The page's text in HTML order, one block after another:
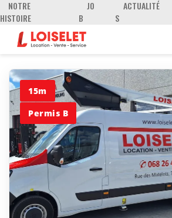
NOTRE
HISTOIRE
JO
B
ACTUALITÉ
S
15m
Permis B